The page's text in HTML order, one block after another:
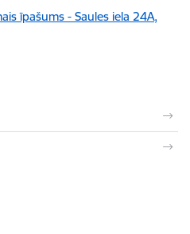
īpašums - Saules iela 24A,